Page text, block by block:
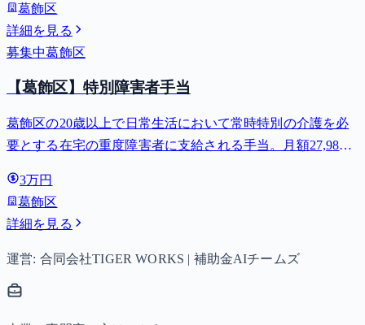
葛飾区
詳細を見る
募集中葛飾区
【葛飾区】特別障害者手当
葛飾区の20歳以上で日常生活において常時特別の介護を必
要とする在宅の重度障害者に支給される手当。月額27,980
3万円
葛飾区
詳細を見る
運営: 合同会社TIGER WORKS | 補助金AIチームズ